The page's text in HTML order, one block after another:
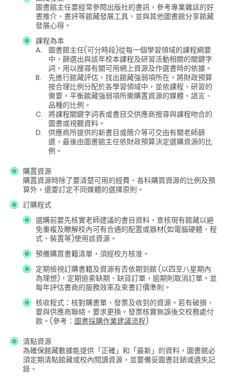
圖書館主任要經常參閱出版社的書訊，參考專業雜誌的好
書推介、書評等館藏發展工具，並與其他圖書館分享館藏
發展心得。
課程為本
A.
圖書館主任(可分時段)從每一個學習領域的課程綱要
中，篩選出與該年校本課程及研習活動相關的關鍵字
詞，用以搜尋有關可用網上資源及作選書時的依據。
B.
先進行館藏評估，找出館藏強弱項所在，將財政預算
按合理比例分配於各學習領域中，並依課程、研習的
需要，平衡館藏強弱項所需購置資源的媒體、語言、
品種的比例。
C. 將課程關鍵字詞表或書目交供應商搜尋與課程吻合的
圖書或視聽資料。
D.
供應商所提供的新書目或簡介等可交由有關老師篩
選，最後由圖書館主任依財政預算決定選購資源的比
例。
購置資源
購置資源時除了要清楚可用的經費、各科購買資源的比例及預
算外，還要訂定不同媒體的選擇原則。
訂購程式
選購前要先核實老師建議的書目資料，查核現有館藏以避
免重複及瞭解校內可有合適的配置或器材(如電腦硬體、程
式、裝置等)使用該資源。
預備購買書籍清單，須經校方核准。
定期檢視訂購書籍及資源有否依期到館 (以四至八星期內
為理想)，定期追索缺期、缺貨訂單，逾期則取消訂單。並
每年評估書商的服務效率及來書訂價準則。
核收程式：核對購書單、發票及收到的資源。若有破損，
要與供應商聯絡，要求更換。發票核實無誤後交校務處付
款。(參考： 圖書採購作業建議流程)
清點資源
為確保館藏數據能提供「正確」和「最新」的資料，圖書館必
須定期清點館藏或校內閱讀資源，並要備妥圖書註銷或遺失記
錄。